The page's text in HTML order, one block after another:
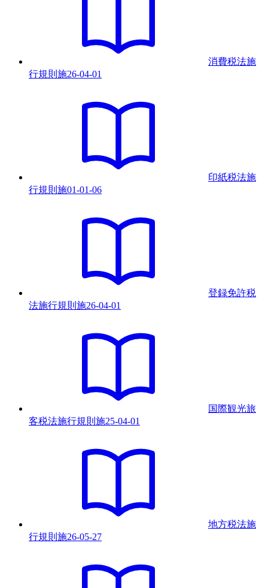
消費税法施
行規則 施26-04-01
印紙税法施
行規則 施01-01-06
登録免許税
法施行規則 施26-04-01
国際観光旅
客税法施行規則 施25-04-01
地方税法施
行規則 施26-05-27